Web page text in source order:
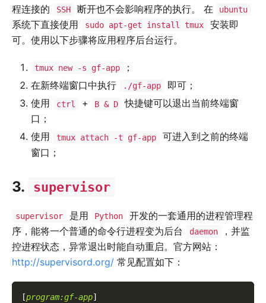
程连接的
SSH 断开也不会影响程序的执行。 在 ubuntu
系统下直接使用 sudo apt-get install tmux
安装即
可。使用以下步骤将应用程序后台运行。
tmux new -s gf-app
；
在新终端窗口中执行
./gf-app
即可；
使用
ctrl + B & D
快捷键可以退出当前终端窗
口；
使用
tmux attach -t gf-app
可进入到之前的终端
窗口；
3. supervisor
supervisor 是用 Python
开发的一套通用的进程管理程
序，能将一个普通的命令行进程变为后台
daemon
，并监
控进程状态，异常退出时能自动重启。官方网站：
http://supervisord.org/ 常见配置如下：
[program:gf-app]